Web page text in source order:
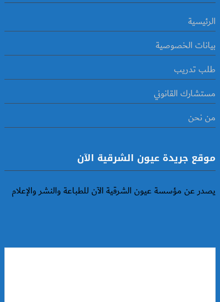
الرئيسية
بيانات الخصوصية
طلب تدريب
مستشارك القانوني
من نحن
موقع جريدة عيون الشرقية الآن
يصدر عن مؤسسة عيون الشرقية الآن للطباعة والنشر والإعلام